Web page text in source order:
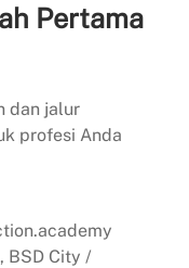
Pertama
dan jalur
profesi Anda
BSD City /